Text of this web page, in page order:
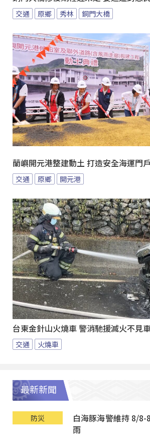
交通 原鄉 秀林 銅門大橋
蘭嶼開元港整建動土 打造安全海運門戶
交通 原鄉 開元港
台東金針山火燒車 警消馳援滅火不見
交通 火燒車
最新新聞
防災
白海豚海警維持 8/
雨